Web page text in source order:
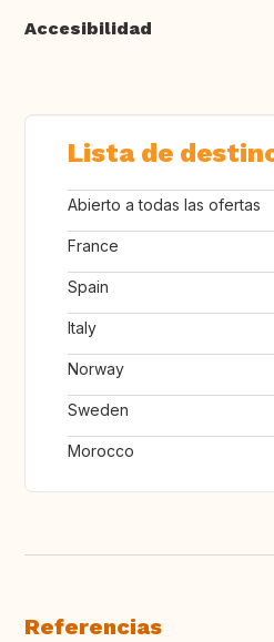
Accesibilidad
Lista de
Abierto a todas las ofertas
France
Spain
Italy
Norway
Sweden
Morocco
Referencias